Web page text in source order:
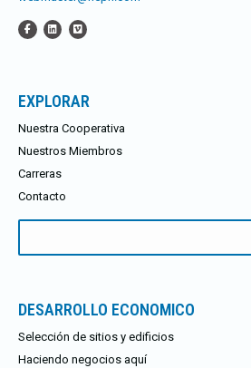
EXPLORAR
Nuestra Cooperativa
Nuestros Miembros
Carreras
Contacto
DESARROLLO ECONOMICO
Selección de sitios y edificios
Haciendo negocios aquí